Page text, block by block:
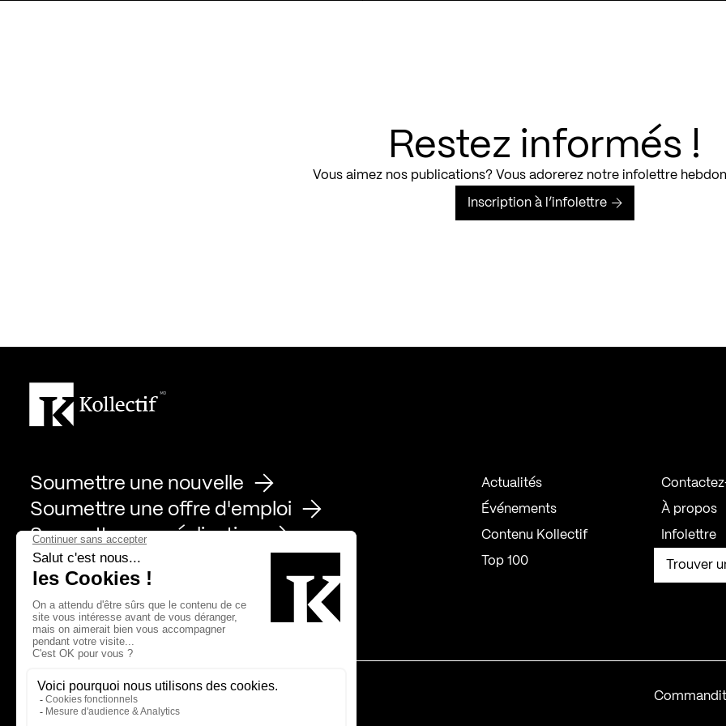
Restez informés !
Vous aimez nos publications? Vous adorerez notre infolettre
Inscription à l’infolettre
Soumettre une nouvelle
Soumettre une offre d'emploi
Soumettre une réalisation
Actualités
Événements
Contenu Kollectif
Top 100
À propos
Infolettre
Trouver
Page Facebook de Kollectif
Page Instagram de Kollectif
Page Linkedin de Kollectif
Partenaires